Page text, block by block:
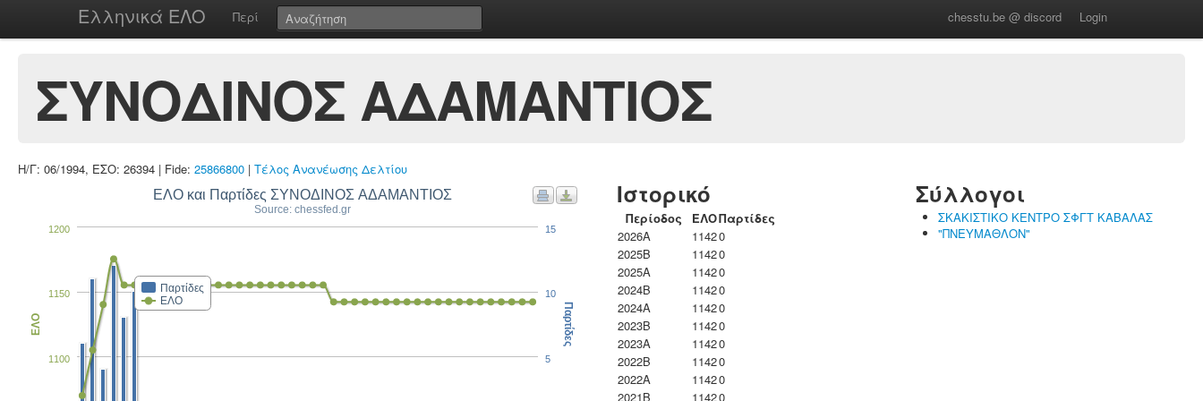
Ελληνικά ΕΛΟ Περί chesstu.be @ discord Login
ΣΥΝΟΔΙΝΟΣ ΑΔΑΜΑΝΤΙΟΣ
Η/Γ: 06/1994, ΕΣΟ: 26394 | Fide: 25866800 | Τέλος Ανανέωσης Δελτίου
ΕΛΟ και Παρτίδες ΣΥΝΟΔΙΝΟΣ ΑΔΑΜΑΝΤΙΟΣ
Source: chessfed.gr
Παρτίδες
ΕΛΟ
1100
1150
1200
ΕΛΟ
5
10
15
Παρτίδες
Ιστορικό
Περίοδος ΕΛΟΠαρτίδες
2026A
11420
2025B
11420
2025A
11420
2024B
11420
2024A
11420
2023B
11420
2023Α
11420
2022B
11420
2022A
11420
2021B
11420
Σύλλογοι
ΣΚΑΚΙΣΤΙΚΟ ΚΕΝΤΡΟ ΣΦΓΤ ΚΑΒΑΛΑΣ
"ΠΝΕΥΜΑΘΛΟΝ"